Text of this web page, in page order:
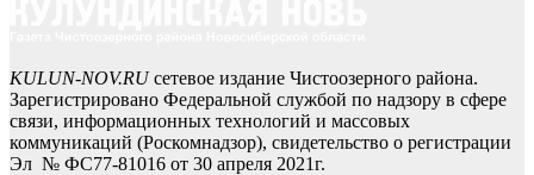
KULUN-NOV.RUсетевое издание Чистоозерного района.
Зарегистрировано Федеральной службой по надзору в сфере
связи, информационных технологий и массовых
коммуникаций (Роскомнадзор), свидетельство о регистрации
Эл № ФС77-81016 от 30 апреля 2021г.